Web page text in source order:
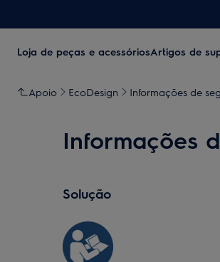
Loja de peças e acessóriosArtigos de
Apoio EcoDesign Informações de
Informações
Solução